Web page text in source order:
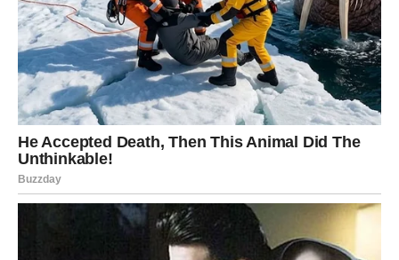
Kada se radi o masnim mrljama, poput ulja ili maslaca, hladna
voda često nije dovoljna. U tim slučajevima, toplija voda
pomaže da se masnoća razbije i lakše ukloni.
Topla voda je takođe korisna kada je potrebna dodatna čistoća.